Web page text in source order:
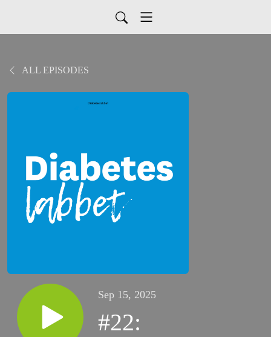
ALL EPISODES
Sep 15, 2025
#22: